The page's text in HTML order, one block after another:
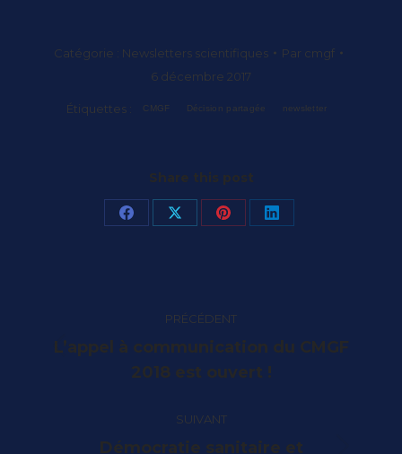
Catégorie : Newsletters scientifiques Par cmgf
6 décembre 2017
Étiquettes : CMGF Décision partagée newsletter
Share this post
PartagerPartagerPartagerPartager
PRÉCÉDENT
Article
précédent
L’appel à communication du CMGF
2018 est ouvert !
SUIVANT
Démocratie sanitaire et